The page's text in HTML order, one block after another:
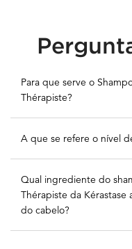
Para que serve o
Thérapiste?
A que se refere o nível
Qual ingrediente do
Thérapiste da Kérastase
do cabelo?